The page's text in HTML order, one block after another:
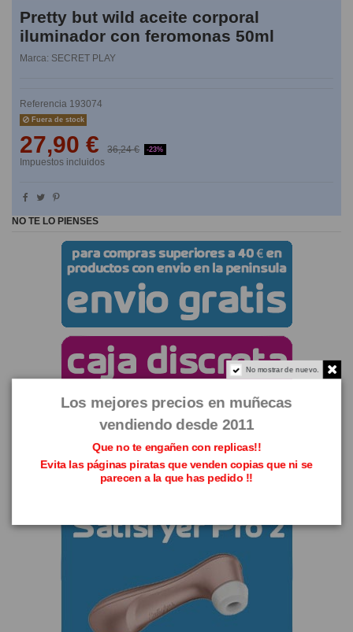
Pretty but wild aceite corporal
iluminador con feromonas 50ml
Marca: SECRET PLAY
Referencia 193074
Fuera de stock
27,90 € 36,24 € -23%
Impuestos incluidos
NO TE LO PIENSES
No mostrar de nuevo.
Los mejores precios en muñecas
vendiendo desde 2011
Que no te engañen con replicas!!
Evita las páginas piratas que venden copias que ni se
parecen a la que has pedido !!